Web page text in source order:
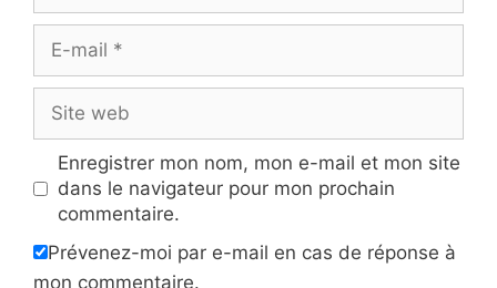
mail
web
Enregistrer mon nom, mon e-mail et mon site
dans le navigateur pour mon prochain
commentaire.
Prévenez-moi par e-mail en cas de réponse à
mon commentaire.